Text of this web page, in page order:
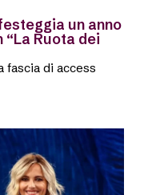
un anno
Ruota dei
fascia di access